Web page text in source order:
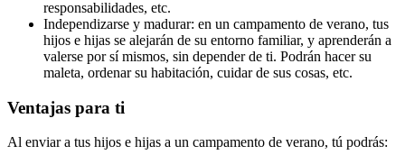
responsabilidades, etc.
Independizarse y madurar: en un campamento de verano, tus
hijos e hijas se alejarán de su entorno familiar, y aprenderán a
valerse por sí mismos, sin depender de ti. Podrán hacer su
maleta, ordenar su habitación, cuidar de sus cosas, etc.
Ventajas para ti
Al enviar a tus hijos e hijas a un campamento de verano, tú podrás: